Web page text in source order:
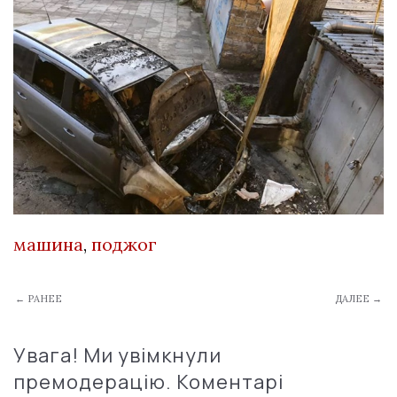
машина, поджог
← РАНЕЕ ДАЛЕЕ →
Увага! Ми увімкнули
премодерацію. Коментарі